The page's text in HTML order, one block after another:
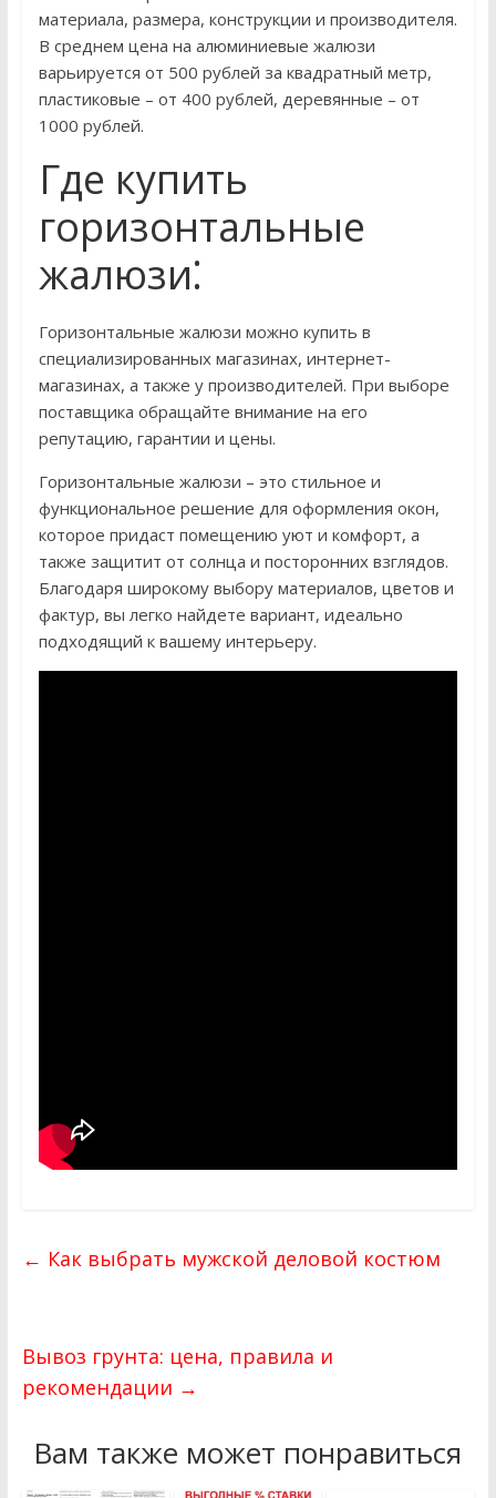
материала, размера, конструкции и производителя.
В среднем цена на алюминиевые жалюзи
варьируется от 500 рублей за квадратный метр,
пластиковые – от 400 рублей, деревянные – от
1000 рублей.
Где купить
горизонтальные
жалюзи⁚
Горизонтальные жалюзи можно купить в
специализированных магазинах, интернет-
магазинах, а также у производителей. При выборе
поставщика обращайте внимание на его
репутацию, гарантии и цены.
Горизонтальные жалюзи – это стильное и
функциональное решение для оформления окон,
которое придаст помещению уют и комфорт, а
также защитит от солнца и посторонних взглядов.
Благодаря широкому выбору материалов, цветов и
фактур, вы легко найдете вариант, идеально
подходящий к вашему интерьеру.
← Как выбрать мужской деловой костюм
Вывоз грунта: цена, правила и
рекомендации →
Вам также может понравиться